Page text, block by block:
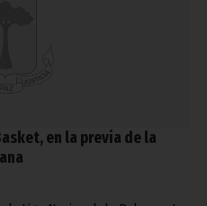
en la previa de la